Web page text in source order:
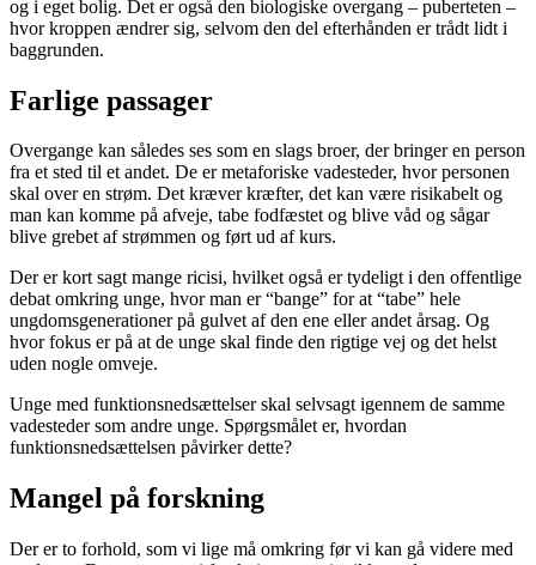
og i eget bolig. Det er også den biologiske overgang – puberteten –
hvor kroppen ændrer sig, selvom den del efterhånden er trådt lidt i
baggrunden.
Farlige passager
Overgange kan således ses som en slags broer, der bringer en person
fra et sted til et andet. De er metaforiske vadesteder, hvor personen
skal over en strøm. Det kræver kræfter, det kan være risikabelt og
man kan komme på afveje, tabe fodfæstet og blive våd og sågar
blive grebet af strømmen og ført ud af kurs.
Der er kort sagt mange ricisi, hvilket også er tydeligt i den offentlige
debat omkring unge, hvor man er “bange” for at “tabe” hele
ungdomsgenerationer på gulvet af den ene eller andet årsag. Og
hvor fokus er på at de unge skal finde den rigtige vej og det helst
uden nogle omveje.
Unge med funktionsnedsættelser skal selvsagt igennem de samme
vadesteder som andre unge. Spørgsmålet er, hvordan
funktionsnedsættelsen påvirker dette?
Mangel på forskning
Der er to forhold, som vi lige må omkring før vi kan gå videre med